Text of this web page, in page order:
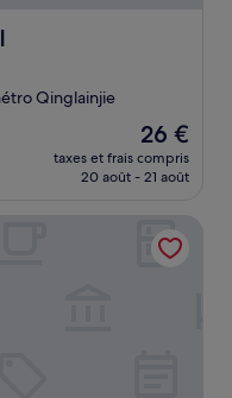
Qinglainjie
Le
nouveau
prix
de
26 €
26 €
taxes et frais compris
20 août - 21 août